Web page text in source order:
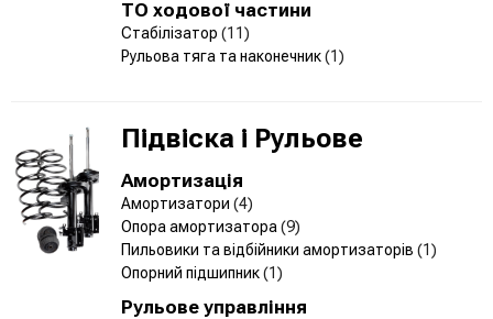
ТО ходової частини
Стабілізатор (11)
Рульова тяга та наконечник(1)
Підвіска і Рульове
Амортизація
Амортизатори (4)
Опора амортизатора (9)
Пильовики та відбійники амортизаторів (1)
Опорний підшипник(1)
Рульове управління